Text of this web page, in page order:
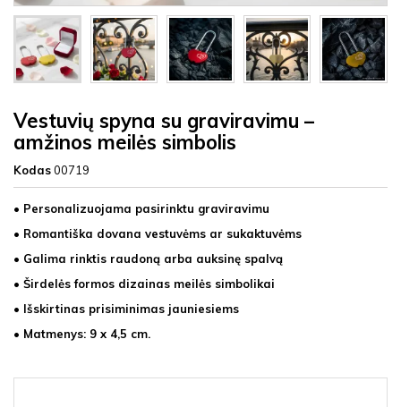
Vestuvių spyna su graviravimu –
amžinos meilės simbolis
Kodas00719
• Personalizuojama pasirinktu graviravimu
• Romantiška dovana vestuvėms ar sukaktuvėms
• Galima rinktis raudoną arba auksinę spalvą
• Širdelės formos dizainas meilės simbolikai
• Išskirtinas prisiminimas jauniesiems
• Matmenys: 9 x 4,5 cm.